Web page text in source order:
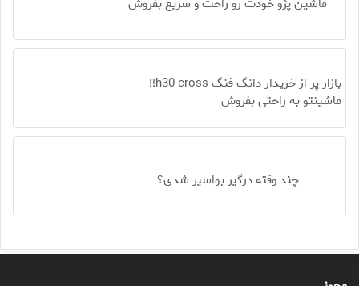
ماشین پژو خودت رو راحت و سریع بفروش
بازار پر از خریدار دانگ فنگ h30 cross!!
ماشینتو به راحتی بفروش
چند وقته درگیر بواسیر شدی؟